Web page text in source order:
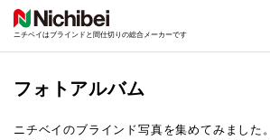
ニチベイはブラインドと間仕切りの総合メーカーです
フォトアルバム
ニチベイのブラインド写真を集めてみました。